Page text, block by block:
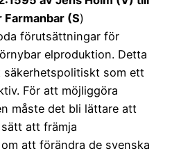
Farmanbar (S)
förutsättningar för
elproduktion. Detta
som ett
För att möjliggöra
måste det bli lättare att
att främja
att förändra de svenska